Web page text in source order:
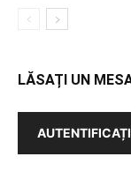
LĂSAȚI UN